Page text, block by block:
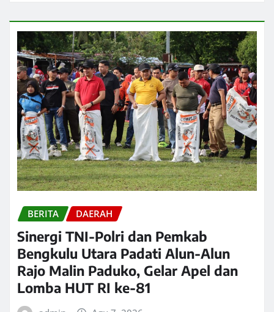
BERITA DAERAH
Sinergi TNI-Polri dan Pemkab
Bengkulu Utara Padati Alun-Alun
Rajo Malin Paduko, Gelar Apel dan
Lomba HUT RI ke-81